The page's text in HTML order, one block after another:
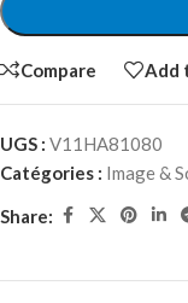
Compare Add
UGS : V11HA81080
Catégories : Image &
Share: